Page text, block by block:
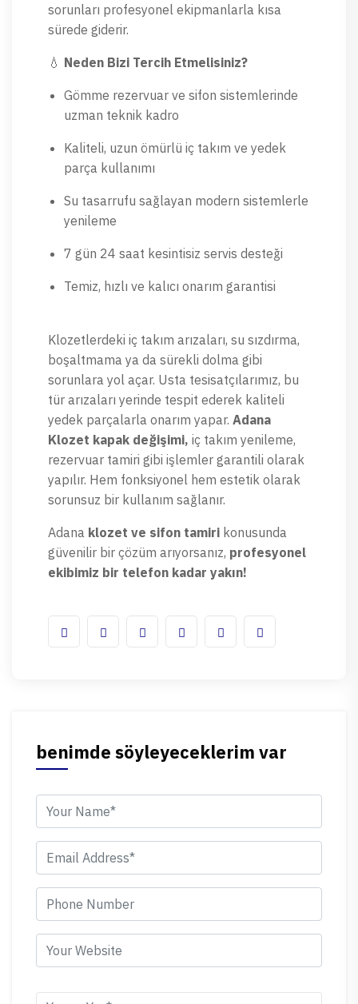
sorunları profesyonel ekipmanlarla kısa
sürede giderir.
💧 Neden Bizi Tercih Etmelisiniz?
Gömme rezervuar ve sifon sistemlerinde
uzman teknik kadro
Kaliteli, uzun ömürlü iç takım ve yedek
parça kullanımı
Su tasarrufu sağlayan modern sistemlerle
yenileme
7 gün 24 saat kesintisiz servis desteği
Temiz, hızlı ve kalıcı onarım garantisi
Klozetlerdeki iç takım arızaları, su sızdırma,
boşaltmama ya da sürekli dolma gibi
sorunlara yol açar. Usta tesisatçılarımız, bu
tür arızaları yerinde tespit ederek kaliteli
yedek parçalarla onarım yapar. Adana
Klozet kapak değişimi, iç takım yenileme,
rezervuar tamiri gibi işlemler garantili olarak
yapılır. Hem fonksiyonel hem estetik olarak
sorunsuz bir kullanım sağlanır.
Adana klozet ve sifon tamiri konusunda
güvenilir bir çözüm arıyorsanız, profesyonel
ekibimiz bir telefon kadar yakın!
benimde söyleyeceklerim var